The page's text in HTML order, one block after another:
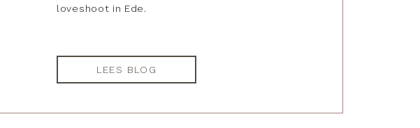
loveshoot in Ede.
LEES BLOG